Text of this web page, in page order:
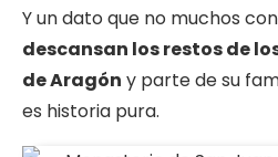
Y un dato que no muchos
descansan los restos de
de Aragón y parte de su
es historia pura.